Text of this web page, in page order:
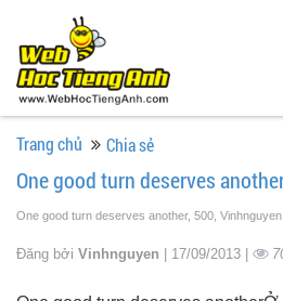
Trang chủ Chia sẻ
One good turn deserves
One good turn deserves another, 500, Vinhnguyen,
Đăng bởi Vinhnguyen | 17/09/2013 |